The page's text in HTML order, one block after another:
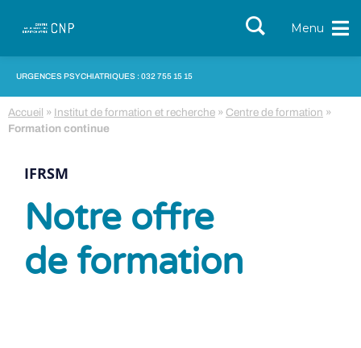
Menu
URGENCES PSYCHIATRIQUES : 032 755 15 15
Accueil » Institut de formation et recherche » Centre de formation »
Formation continue
IFRSM
Notre offre
de formation